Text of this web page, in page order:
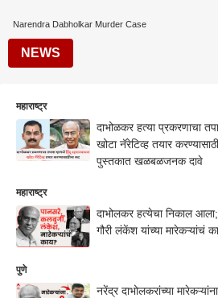
Narendra Dabholkar Murder Case
NEWS
महाराष्ट्र
दाभोळकर हत्या प्रकरणाचा
खोटा नॅरेटिव्ह तयार
पुस्तकात खळबळजनक दावे
महाराष्ट्र
दाभोलकर हत्येचा निकाल
गौरी लंकेंश यांच्या मारेकऱ्यांचं
पुणे
नरेंद्र दाभोलकरांच्या